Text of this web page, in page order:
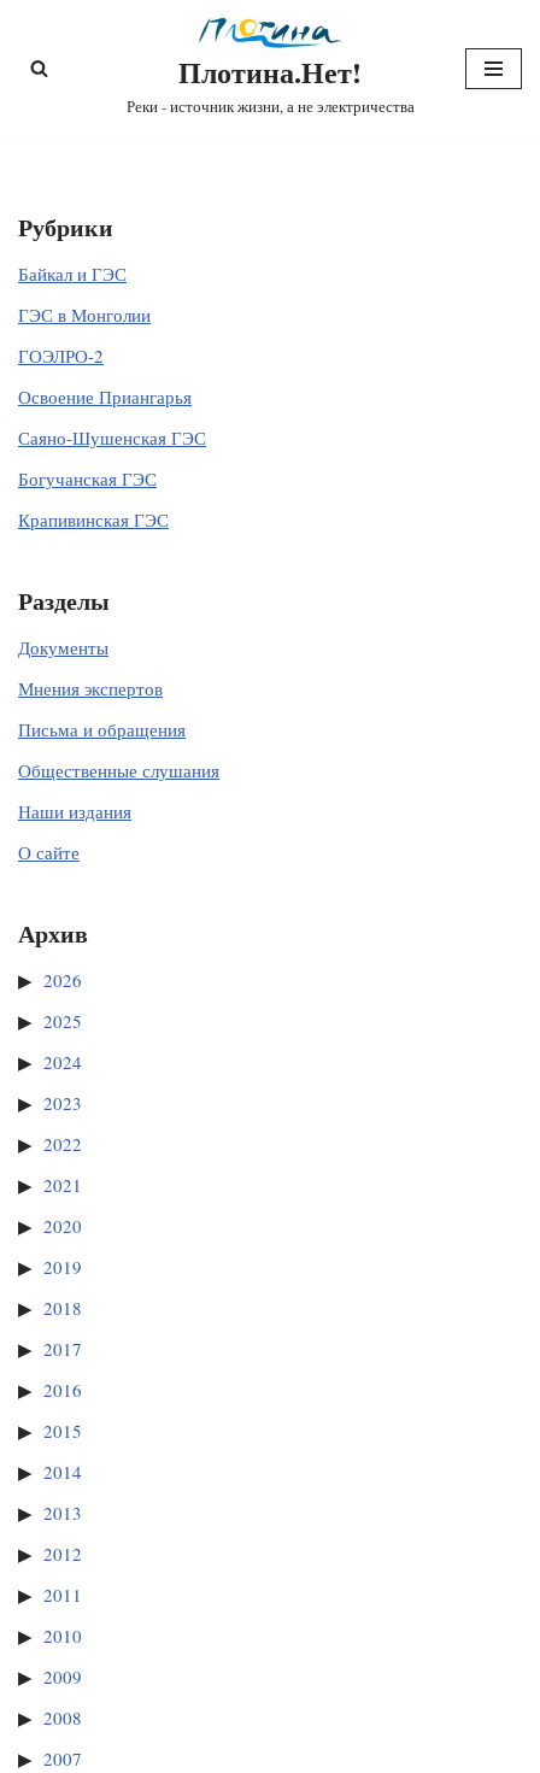
Перейти
Плотина.Нет!
Реки - источник жизни, а не электричества
Рубрики
Байкал и ГЭС
ГЭС в Монголии
ГОЭЛРО-2
Освоение Приангарья
Саяно-Шушенская ГЭС
Богучанская ГЭС
Крапивинская ГЭС
Разделы
Документы
Мнения экспертов
Письма и обращения
Общественные слушания
Наши издания
О сайте
Архив
2026
2025
2024
2023
2022
2021
2020
2019
2018
2017
2016
2015
2014
2013
2012
2011
2010
2009
2008
2007